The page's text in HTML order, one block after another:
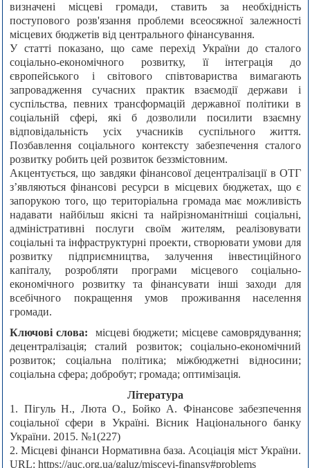
визначені місцеві громади, ставить за необхідність
поступового розв'язання проблеми всеосяжної залежності
місцевих бюджетів від центрального фінансування.
У статті показано, що саме перехід України до сталого
соціально-економічного розвитку, її інтеграція до
європейського і світового співтовариства вимагають
запровадження сучасних практик взаємодії держави і
суспільства, певних трансформацій державної політики в
соціальній сфері, які б дозволили посилити взаємну
відповідальність усіх учасників суспільного життя.
Позбавлення соціального контексту забезпечення сталого
розвитку робить цей розвиток беззмістовним.
Акцентується, що завдяки фінансової децентралізації в ОТГ
з’являються фінансові ресурси в місцевих бюджетах, що є
запорукою того, що територіальна громада має можливість
надавати найбільш якісні та найрізноманітніші соціальні,
адміністративні послуги своїм жителям, реалізовувати
соціальні та інфраструктурні проекти, створювати умови для
розвитку підприємництва, залучення інвестиційного
капіталу, розробляти програми місцевого соціально-
економічного розвитку та фінансувати інші заходи для
всебічного покращення умов проживання населення
громади.
Ключові слова:
місцеві бюджети; місцеве самоврядування;
децентралізація; сталий розвиток; соціально-економічний
розвиток; соціальна політика; міжбюджетні відносини;
соціальна сфера; добробут; громада; оптимізація.
Література
1. Пігуль Н., Люта О., Бойко А. Фінансове забезпечення
соціальної сфери в Україні. Вісник Національного банку
України. 2015. №1(227)
2. Місцеві фінанси Нормативна база. Асоціація міст України.
URL: https://auc.org.ua/galuz/miscevi-finansy#problems